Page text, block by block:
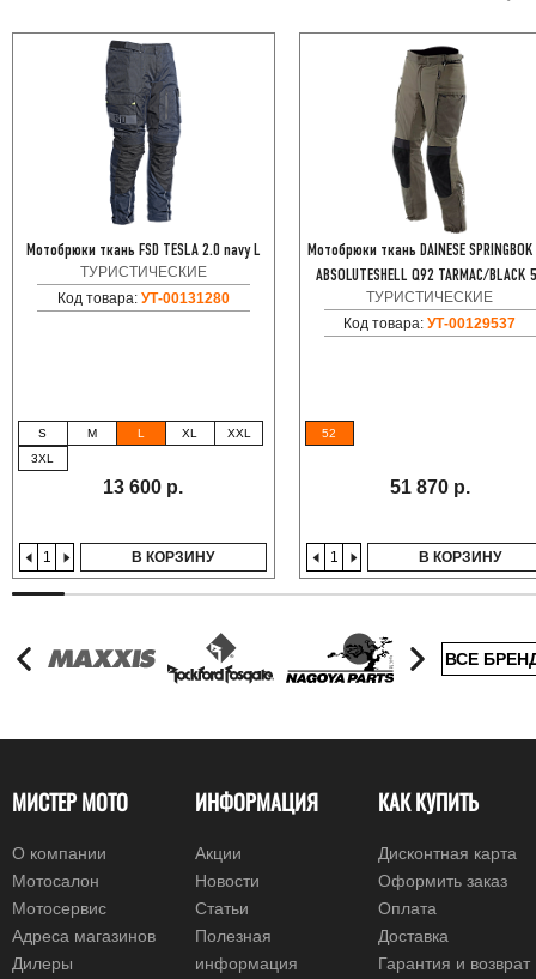
Мотобрюки ткань FSD TESLA 2.0 navy L
ТУРИСТИЧЕСКИЕ
Код товара: УТ-00131280
S M L XL
XXL
3XL
13 600 р.
В КОРЗИНУ
Мотобрюки ткань DAINESE
ABSOLUTESHELL Q92 TARMAC/BLACK
ТУРИСТИЧЕСКИЕ
Код товара:УТ-00129537
52
51 870 р.
В КОРЗИНУ
ВСЕ
МИСТЕР МОТО
О компании
Мотосалон
Мотосервис
Адреса магазинов
Дилеры
ИНФОРМАЦИЯ
Акции
Новости
Статьи
Полезная
информация
КАК КУПИТЬ
Дисконтная карта
Оформить заказ
Оплата
Доставка
Гарантия и возврат